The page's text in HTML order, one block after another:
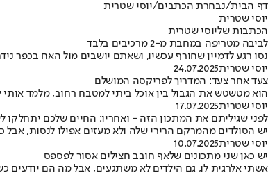
דף הבית/נבחרת הכתבים/יוסי שטרית
יוסי שטרית
הכתבות שליוסי שטרית
לביבה מטריפה במחבת מ-2 מרכיבים בלבד
נסו רגע לדמיין שחורף עכשיו, ושאתם יושבים מול האח בכפר
יוסי שטרית24.07.2025
צעד אחר צעד: המדריך לפריקסה המושלם
הוא מטשטש את הגבול בין אוכל ביתי למטבח רחוב, מלמד
יוסי שטרית17.07.2025
לפני שגיליתם את המתכון הזה - ואחריו: החיים שלכם יתחלקו
יש הסולדים מהמרקם הרירי שלה ולא מעזים אפילו לנסות,
יוסי שטרית10.07.2025
יש כאן שני מתכונים שלאף חובב חצילים אסור לפספס
אשתי אלרגית לו, גם הילדים לא משתגעים, אבל מה הם יודעים